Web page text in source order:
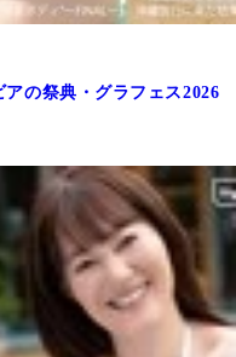
の祭典・グラフェス2026